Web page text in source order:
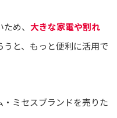
め、 大きな家電や割れ
うと、もっと便利に活用で
ミセスブランドを売りた